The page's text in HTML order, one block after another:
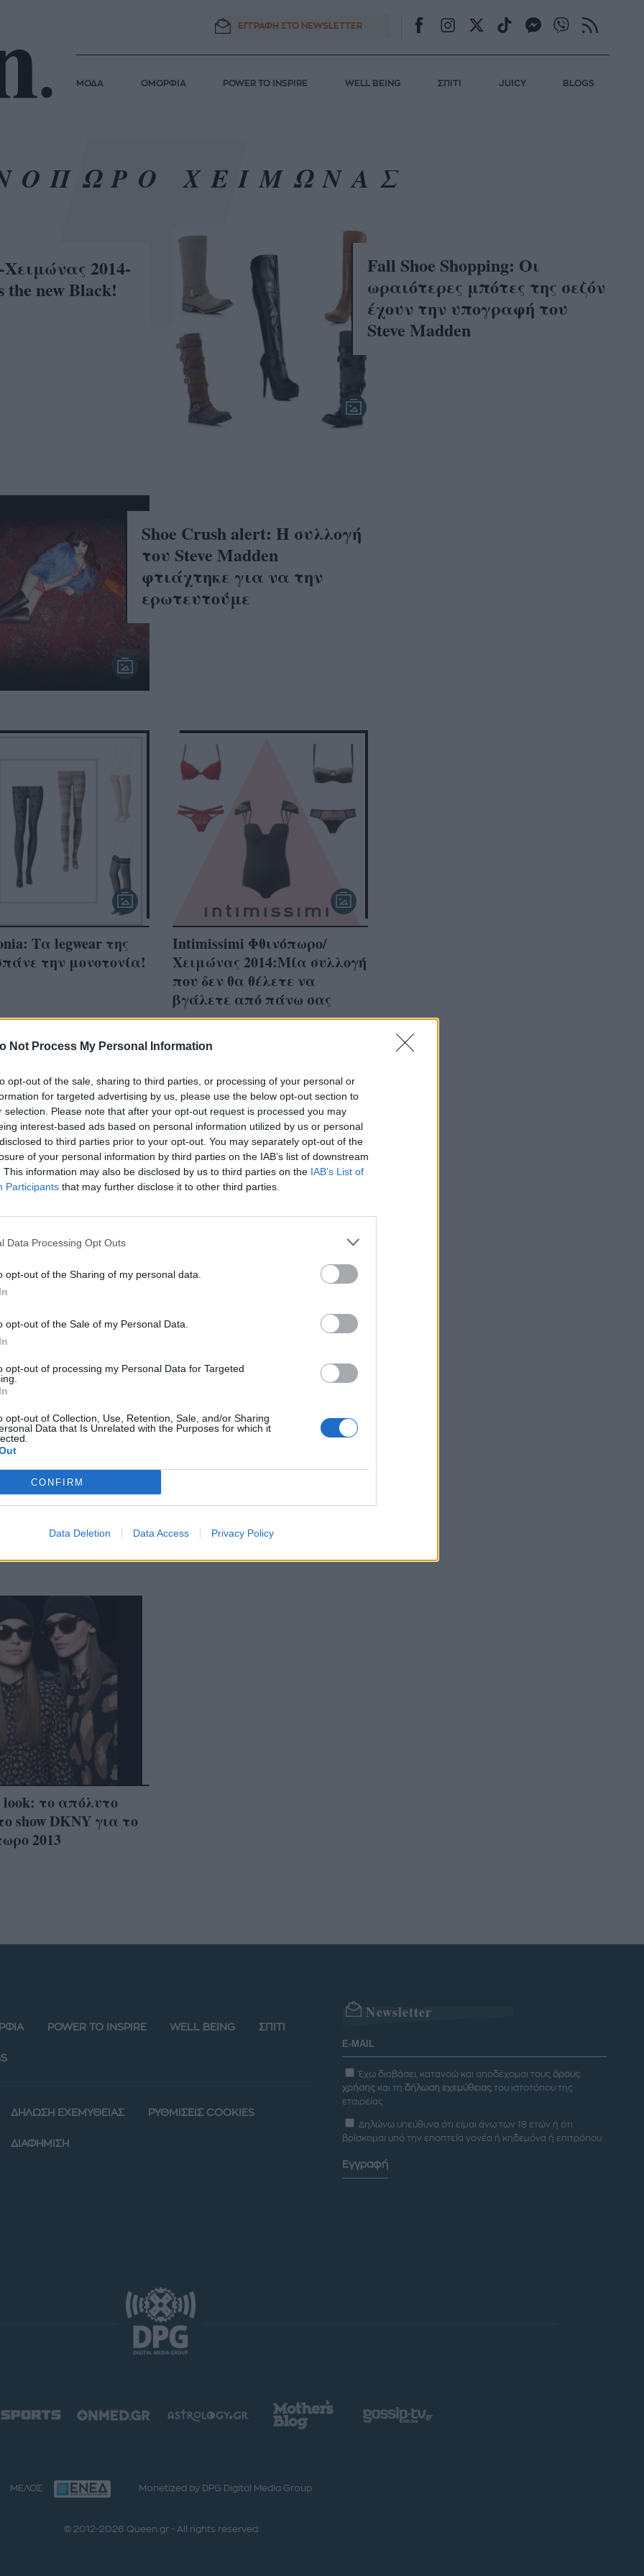
Not Process My Personal Information
opt-out of the sale, sharing to third parties, or processing of your personal or
for targeted advertising by us, please use the below opt-out section to
selection. Please note that after your opt-out request is processed you may
interest-based ads based on personal information utilized by us or personal
to third parties prior to your opt-out. You may separately opt-out of the
of your personal information by third parties on the IAB’s list of downstream
This information may also be disclosed by us to third parties on the IAB’s List of
Participants that may further disclose it to other third parties.
Data Processing Opt Outs
opt-out of the Sharing of my personal data.
opt-out of the Sale of my Personal Data.
opt-out of processing my Personal Data for Targeted
opt-out of Collection, Use, Retention, Sale, and/or Sharing
Data that Is Unrelated with the Purposes for which it
CONFIRM
Data Deletion Data Access Privacy Policy
ΕΓΓΡΑΦΗ ΣΤΟ NEWSLETTER
ΜΟΔΑ ΟΜΟΡΦΙΑ POWER TO INSPIRE WELL BEING ΣΠΙΤΙ JUICY BLOGS
ΧΕΙΜΩΝΑΣ
2014-
the new Black!
Fall Shoe Shopping: Οι
ωραιότερες μπότες της σεζόν
έχουν την υπογραφή του
Steve Madden
Shoe Crush alert: Η συλλογή
του Steve Madden
φτιάχτηκε για να την
ερωτευτούμε
Τα legwear της
την μονοτονία!
Intimissimi Φθινόπωρο/
Χειμώνας 2014:Μία συλλογή
που δεν θα θέλετε να
βγάλετε από πάνω σας
fashion show
Ro χθες το βράδυ
Folli- Follie Φθινόπωρο 2013:
Η πιο fashion περιπέτεια
Φθινόπωρο/
2013-14: Η νέα
του brand για
εμφανίσεις
look: το απόλυτο
show DKNY για το
2013
POWER TO INSPIRE WELL BEING ΣΠΙΤΙ
ΔΗΛΩΣΗ ΕΧΕΜΥΘΕΙΑΣ ΡΥΘΜΙΣΕΙΣ COOKIES
ΔΙΑΦΗΜΙΣΗ
Newsletter
Έχω διαβάσει, κατανοώ και αποδέχομαι τους όρους
χρήσης και τη δήλωση εχεμύθειας του ιστοτόπου της
εταιρείας
Δηλώνω υπεύθυνα ότι είμαι άνω των 18 ετών ή ότι
βρίσκομαι υπό την εποπτεία γονέα ή κηδεμόνα ή επιτρόπου
Εγγραφή
ΜΕΛΟΣ Monetized by DPG Digital Media Group
© 2012-2026 Queen.gr - All rights reserved